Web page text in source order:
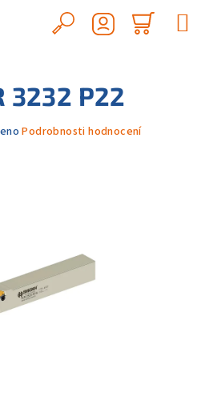
Hledat
3232 P22
Podrobnosti hodnocení